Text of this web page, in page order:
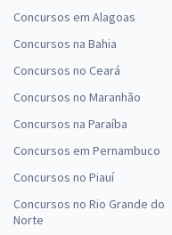
Concursos em Alagoas
Concursos na Bahia
Concursos no Ceará
Concursos no Maranhão
Concursos na Paraíba
Concursos em Pernambuco
Concursos no Piauí
Concursos no Rio Grande do
Norte